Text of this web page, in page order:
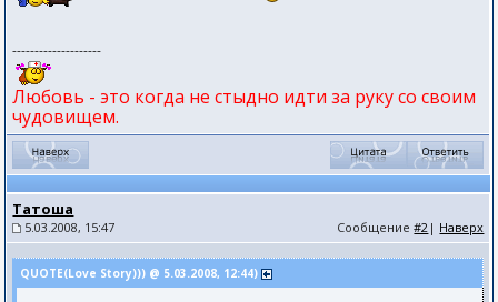
--------------------
Любовь - это когда не стыдно идти за руку со своим
чудовищем.
Татоша
5.03.2008, 15:47 Сообщение#2 | Наверх
QUOTE(Love Story))) @ 5.03.2008, 12:44)